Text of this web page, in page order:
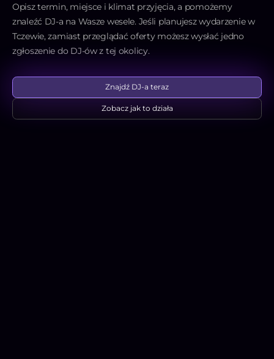
Opisz termin, miejsce i klimat przyjęcia, a pomożemy
znaleźć DJ-a na Wasze wesele. Jeśli planujesz wydarzenie w
Tczewie, zamiast przeglądać oferty możesz wysłać jedno
zgłoszenie do DJ-ów z tej okolicy.
Znajdź DJ-a teraz
Zobacz jak to działa